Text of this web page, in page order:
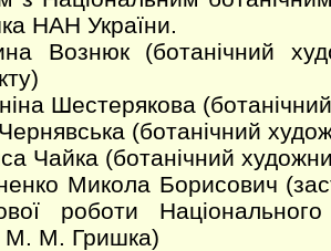
НАН України.
Вознюк (ботанічний
Шестерякова
(ботанічний
Чайка (ботанічний
Микола Борисович
роботи
М. М. Гришка)